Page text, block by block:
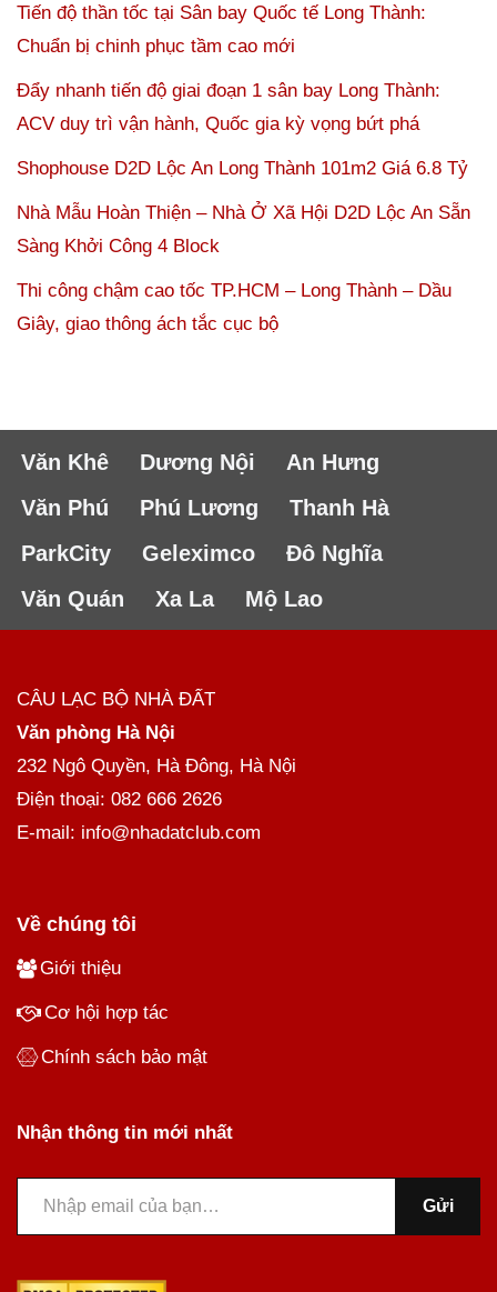
Tiến độ thần tốc tại Sân bay Quốc tế Long Thành:
Chuẩn bị chinh phục tầm cao mới
Đẩy nhanh tiến độ giai đoạn 1 sân bay Long Thành:
ACV duy trì vận hành, Quốc gia kỳ vọng bứt phá
Shophouse D2D Lộc An Long Thành 101m2 Giá 6.8 Tỷ
Nhà Mẫu Hoàn Thiện – Nhà Ở Xã Hội D2D Lộc An Sẵn
Sàng Khởi Công 4 Block
Thi công chậm cao tốc TP.HCM – Long Thành – Dầu
Giây, giao thông ách tắc cục bộ
Văn Khê Dương Nội
An Hưng
Văn Phú
Phú Lương
Thanh Hà
ParkCity
Geleximco
Đô Nghĩa
Văn Quán
Xa La Mộ Lao
CÂU LẠC BỘ NHÀ ĐẤT
Văn phòng Hà Nội
232 Ngô Quyền, Hà Đông, Hà Nội
Điện thoại: 082 666 2626
E-mail: info@nhadatclub.com
Về chúng tôi
Giới thiệu
Cơ hội hợp tác
Chính sách bảo mật
Nhận thông tin mới nhất
Gửi